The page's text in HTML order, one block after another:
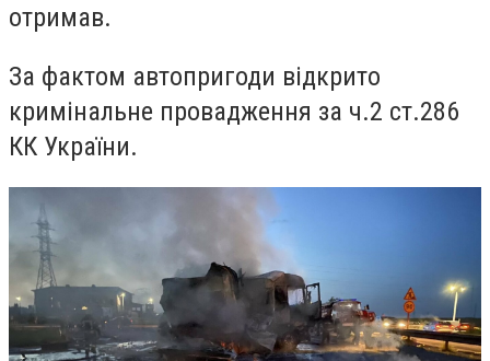
отримав.
За фактом автопригоди відкрито
кримінальне провадження за ч.2 ст.286
КК України.